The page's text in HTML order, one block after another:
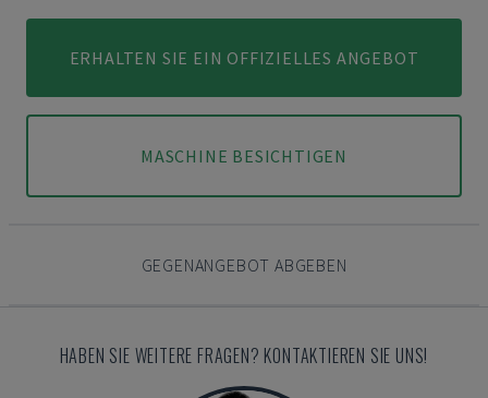
ERHALTEN SIE EIN OFFIZIELLES ANGEBOT
MASCHINE BESICHTIGEN
GEGENANGEBOT ABGEBEN
HABEN SIE WEITERE FRAGEN? KONTAKTIEREN SIE UNS!